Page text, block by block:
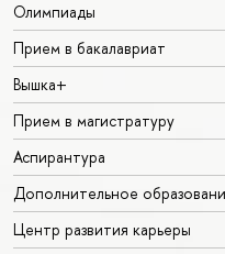
Олимпиады
Прием в бакалавриат
Вышка+
Прием в магистратуру
Аспирантура
Дополнительное
Центр развития карьеры